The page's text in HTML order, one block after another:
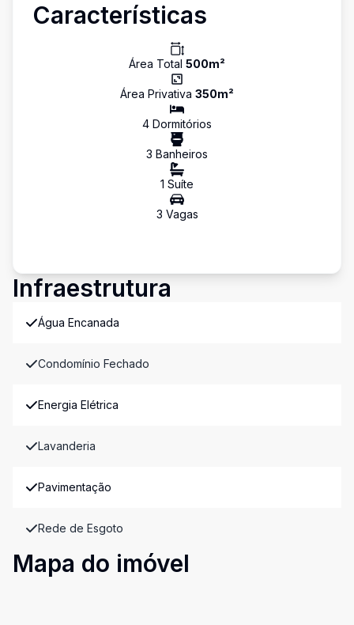
Características
Área Total 500m²
Área Privativa 350m²
4 Dormitórios
3 Banheiros
1 Suíte
3 Vagas
Infraestrutura
Água Encanada
Condomínio Fechado
Energia Elétrica
Lavanderia
Pavimentação
Rede de Esgoto
Mapa do imóvel